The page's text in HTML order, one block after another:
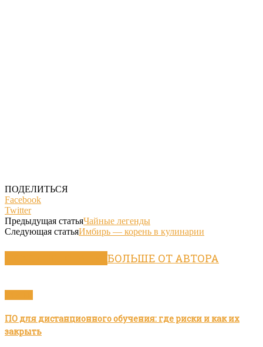
ПОДЕЛИТЬСЯ
Facebook
Twitter
Предыдущая статьяЧайные легенды
Следующая статьяИмбирь — корень в кулинарии
БОЛЬШЕ ОТ АВТОРА
ПО для дистанционного обучения: где риски и как их
закрыть